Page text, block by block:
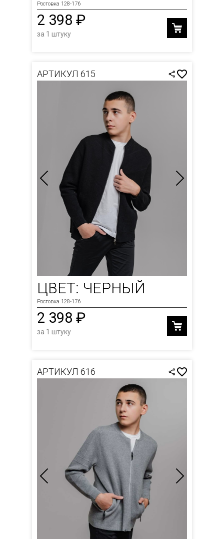
Ростовка 128-176
2 398 ₽
за 1 штуку
АРТИКУЛ 615
ЦВЕТ: ЧЕРНЫЙ
Ростовка 128-176
2 398 ₽
за 1 штуку
АРТИКУЛ 616